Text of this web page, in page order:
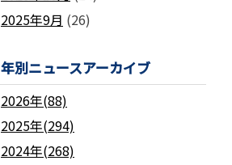
2025年9月 (26)
年別ニュースアーカイブ
2026年(88)
2025年(294)
2024年(268)